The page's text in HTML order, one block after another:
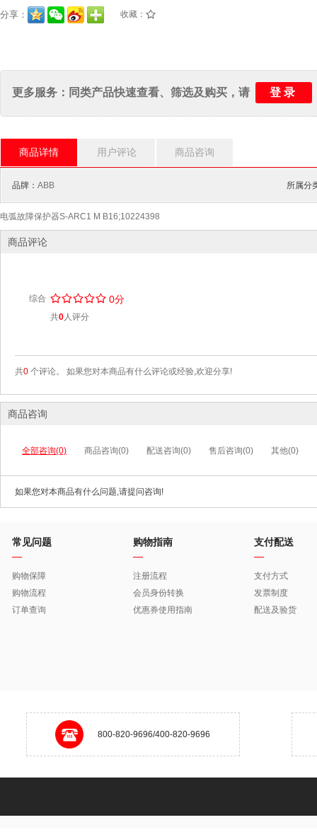
分享： 收藏： /
更多服务：同类产品快速查看、筛选及购买，请 登录
商品详情 用户评论 商品咨询
品牌： ABB 所属分
电弧故障保护器S-ARC1 M B16;10224398
商品评论
综合 /////
..... 0分
共0人评分
共0 个评论。 如果您对本商品有什么评论或经验,欢迎分享!
商品咨询
全部咨询(0) 商品咨询(0) 配送咨询(0) 售后咨询(0) 其他(0)
如果您对本商品有什么问题,请提问咨询!
常见问题
购物保障
购物流程
订单查询
购物指南
注册流程
会员身份转换
优惠券使用指南
支付配送
支付方式
发票制度
配送及验货
800-820-9696/400-820-9696